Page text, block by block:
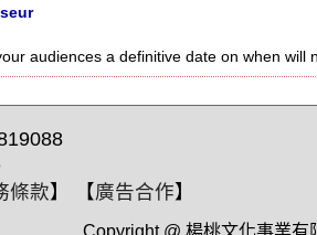
audiences a definitive date on when will
條款】 【廣告合作】
Copyright @ 楊桃文化事業有